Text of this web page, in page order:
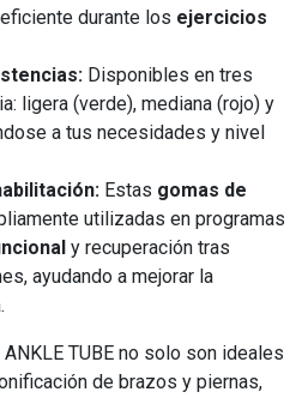
durante los ejercicios
Disponibles en tres
ligera (verde), mediana (rojo) y
a tus necesidades y nivel
Estas gomas de
utilizadas en programas
y recuperación tras
ayudando a mejorar la
ANKLE TUBE no solo son ideales
de brazos y piernas,